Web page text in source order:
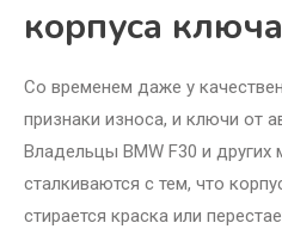
корпуса
Со временем даже у
признаки износа, и ключи от
Владельцы BMW F30 и других
сталкиваются с тем, что
стирается краска или